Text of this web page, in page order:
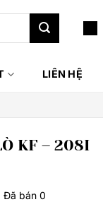
LIÊN HỆ
KF – 208I
Đã bán 0